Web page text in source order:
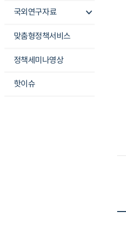
국외연구자료
맞춤형정책서비스
정책세미나영상
핫이슈